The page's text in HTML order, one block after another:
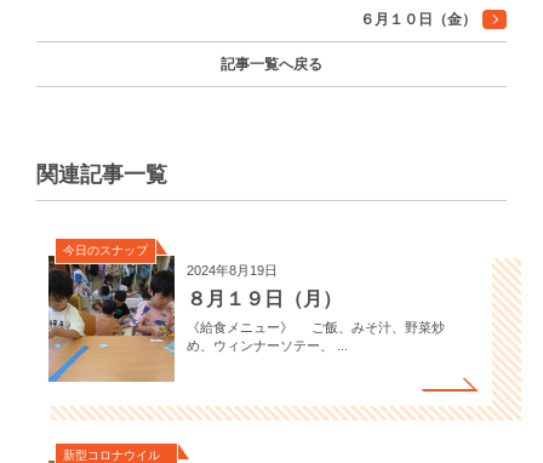
６月１０日（金）
記事一覧へ戻る
関連記事一覧
今日のスナップ
2024年8月19日
８月１９日（月）
《給食メニュー》 ご飯、みそ汁、野菜炒
め、ウィンナーソテー、 ...
新型コロナウイル